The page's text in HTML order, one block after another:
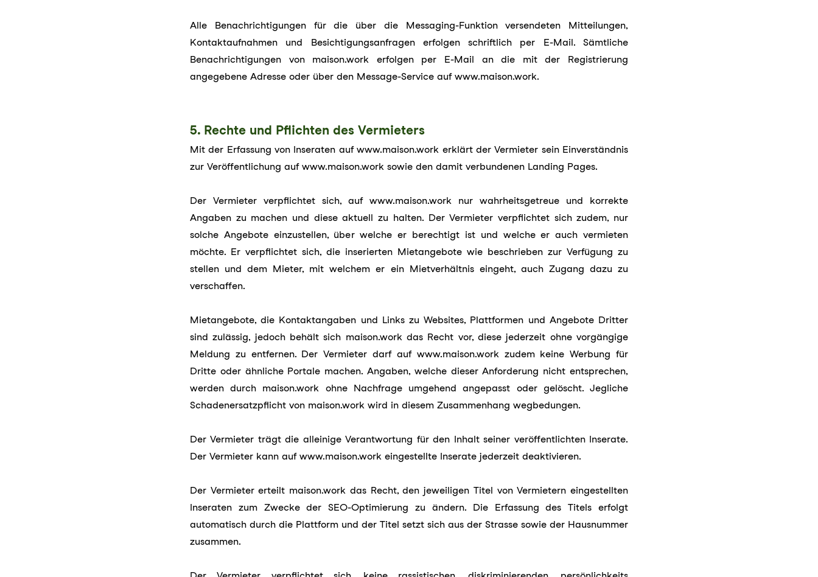
Alle Benachrichtigungen für die über die Messaging-Funktion versendeten Mitteilungen,
Kontaktaufnahmen und Besichtigungsanfragen erfolgen schriftlich per E-Mail. Sämtliche
Benachrichtigungen von maison.work erfolgen per E-Mail an die mit der Registrierung
angegebene Adresse oder über den Message-Service auf www.maison.work.
5. Rechte und Pflichten des Vermieters
Mit der Erfassung von Inseraten auf www.maison.work erklärt der Vermieter sein Einverständnis
zur Veröffentlichung auf www.maison.work sowie den damit verbundenen Landing Pages.
Der Vermieter verpflichtet sich, auf www.maison.work nur wahrheitsgetreue und korrekte
Angaben zu machen und diese aktuell zu halten. Der Vermieter verpflichtet sich zudem, nur
solche Angebote einzustellen, über welche er berechtigt ist und welche er auch vermieten
möchte. Er verpflichtet sich, die inserierten Mietangebote wie beschrieben zur Verfügung zu
stellen und dem Mieter, mit welchem er ein Mietverhältnis eingeht, auch Zugang dazu zu
verschaffen.
Mietangebote, die Kontaktangaben und Links zu Websites, Plattformen und Angebote Dritter
sind zulässig, jedoch behält sich maison.work das Recht vor, diese jederzeit ohne vorgängige
Meldung zu entfernen. Der Vermieter darf auf www.maison.work zudem keine Werbung für
Dritte oder ähnliche Portale machen. Angaben, welche dieser Anforderung nicht entsprechen,
werden durch maison.work ohne Nachfrage umgehend angepasst oder gelöscht. Jegliche
Schadenersatzpflicht von maison.work wird in diesem Zusammenhang wegbedungen.
Der Vermieter trägt die alleinige Verantwortung für den Inhalt seiner veröffentlichten Inserate.
Der Vermieter kann auf www.maison.work eingestellte Inserate jederzeit deaktivieren.
Der Vermieter erteilt maison.work das Recht, den jeweiligen Titel von Vermietern eingestellten
Inseraten zum Zwecke der SEO-Optimierung zu ändern. Die Erfassung des Titels erfolgt
automatisch durch die Plattform und der Titel setzt sich aus der Strasse sowie der Hausnummer
zusammen.